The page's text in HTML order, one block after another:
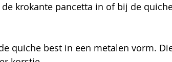
de krokante pancetta in of bij de
quiche best in een metalen vorm.